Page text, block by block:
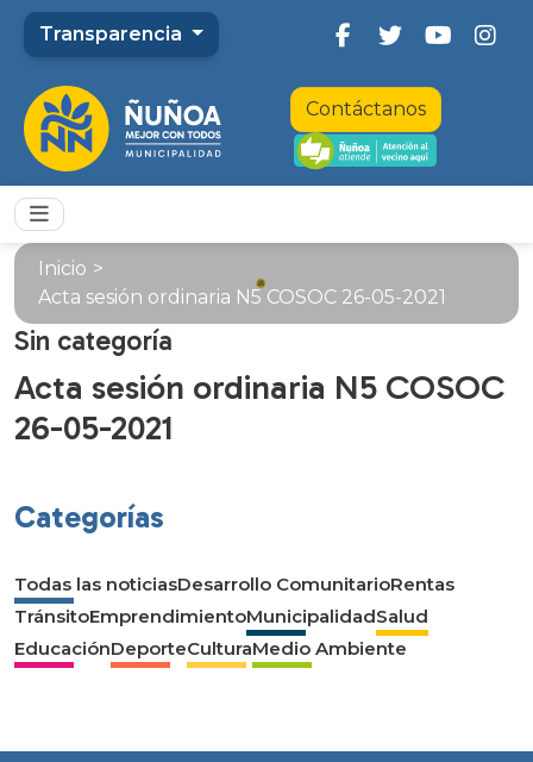
Transparencia
Contáctanos
Inicio >
Acta sesión ordinaria N5 COSOC 26-05-2021
Sin categoría
Acta sesión ordinaria N5 COSOC
26-05-2021
Categorías
Todas las noticiasDesarrollo ComunitarioRentas
TránsitoEmprendimientoMunicipalidadSalud
EducaciónDeporteCulturaMedio Ambiente